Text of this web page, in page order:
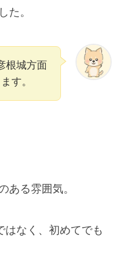
た。
根城方面
す。
ある雰囲気。
はなく、初めてでも